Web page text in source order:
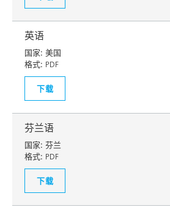
英语
国家: 美国
格式: PDF
下载
芬兰语
国家: 芬兰
格式: PDF
下载